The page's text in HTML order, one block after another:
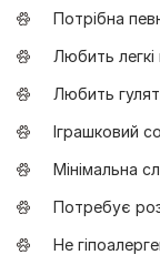
Потрібна
Любить легкі
Любить
Іграшковий
Мінімальна
Потребує
Не